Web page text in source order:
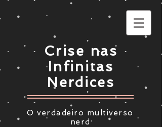
Crise nas
Infinitas
Nerdices
O verdadeiro multiverso
nerd